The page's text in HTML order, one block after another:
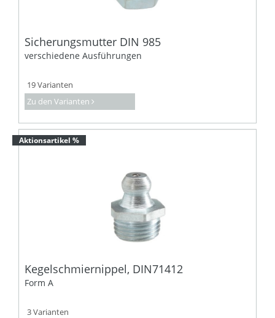
Sicherungsmutter DIN 985
verschiedene Ausführungen
19 Varianten
Zu den Varianten
Aktionsartikel %
Kegelschmiernippel, DIN71412
Form A
3 Varianten